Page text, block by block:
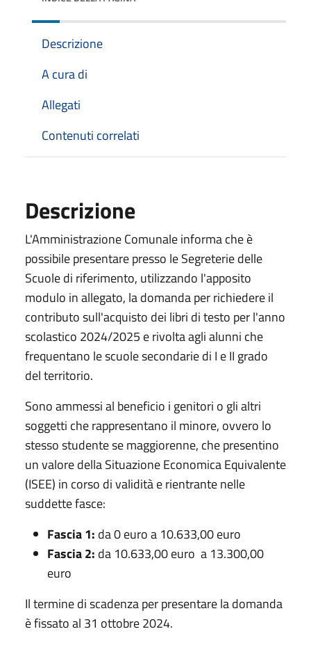
Descrizione
A cura di
Allegati
Contenuti correlati
Descrizione
L'Amministrazione Comunale informa che è
possibile presentare presso le Segreterie delle
Scuole di riferimento, utilizzando l'apposito
modulo in allegato, la domanda per richiedere il
contributo sull'acquisto dei libri di testo per l'anno
scolastico 2024/2025 e rivolta agli alunni che
frequentano le scuole secondarie di I e II grado
del territorio.
Sono ammessi al beneficio i genitori o gli altri
soggetti che rappresentano il minore, ovvero lo
stesso studente se maggiorenne, che presentino
un valore della Situazione Economica Equivalente
(ISEE) in corso di validità e rientrante nelle
suddette fasce:
Fascia 1: da 0 euro a 10.633,00 euro
Fascia 2: da 10.633,00 euro a 13.300,00
euro
Il termine di scadenza per presentare la domanda
è fissato al 31 ottobre 2024.